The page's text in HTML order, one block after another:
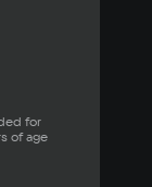
for
of age